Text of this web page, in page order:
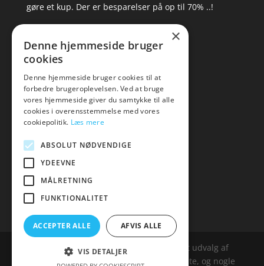
gøre et kup. Der er besparelser på op til 70% ..!
Tlf: 7876 8672
Mail: hej@amare.dk
Amare.dk er siden, der samler et bredt udvalg af
spændende varer. Siden er et affailiatesite, og nogle
×
Denne hjemmeside bruger
cookies
Denne hjemmeside bruger cookies til at
forbedre brugeroplevelsen. Ved at bruge
vores hjemmeside giver du samtykke til alle
cookies i overensstemmelse med vores
cookiepolitik. Læs mere
ABSOLUT NØDVENDIGE
YDEEVNE
MÅLRETNING
FUNKTIONALITET
ACCEPTER ALLE AFVIS ALLE
VIS DETALJER